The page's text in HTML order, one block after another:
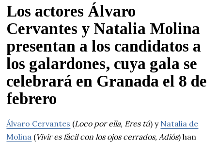
Los actores Álvaro
Cervantes y Natalia Molina
presentan a los candidatos a
los galardones, cuya gala se
celebrará en Granada el 8 de
febrero
Álvaro Cervantes (Loco por ella, Eres tú) y Natalia de
Molina (Vivir es fácil con los ojos cerrados, Adiós) han